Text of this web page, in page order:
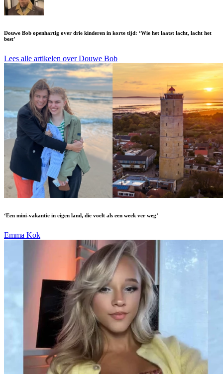
Douwe Bob openhartig over drie kinderen in korte tijd: ‘Wie het laatst lacht, lacht het
best’
Lees alle artikelen over Douwe Bob
‘Een mini-vakantie in eigen land, die voelt als een week ver weg’
Emma Kok